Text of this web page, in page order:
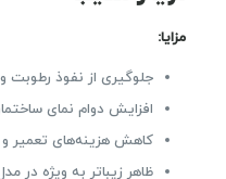
مزایا:
جلوگیری از نفوذ رطوبت
افزایش دوام نمای
کاهش هزینه‌های تعمیر و
ظاهر زیباتر به ویژه در